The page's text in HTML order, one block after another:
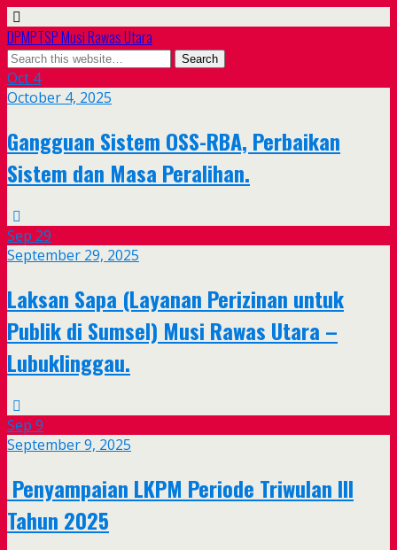
DPMPTSP Musi Rawas Utara
Oct 4
October 4, 2025
Gangguan Sistem OSS-RBA, Perbaikan
Sistem dan Masa Peralihan.
Sep 29
September 29, 2025
Laksan Sapa (Layanan Perizinan untuk
Publik di Sumsel) Musi Rawas Utara –
Lubuklinggau.
Sep 9
September 9, 2025
Penyampaian LKPM Periode Triwulan III
Tahun 2025